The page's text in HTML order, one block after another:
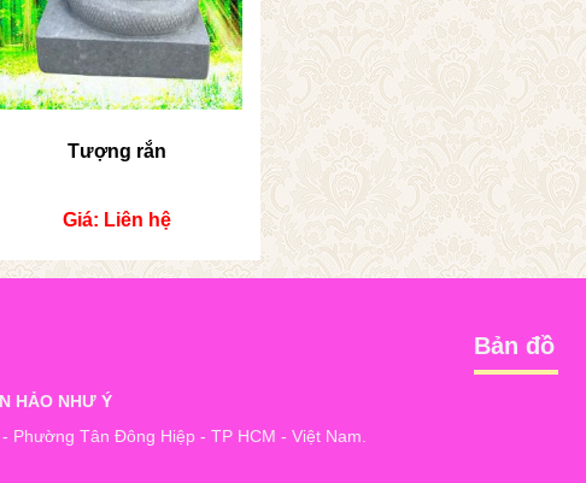
Tượng rắn
Giá: Liên hệ
HẢO NHƯ Ý
Tân Đông Hiệp - TP HCM - Việt Nam.
Bản đồ